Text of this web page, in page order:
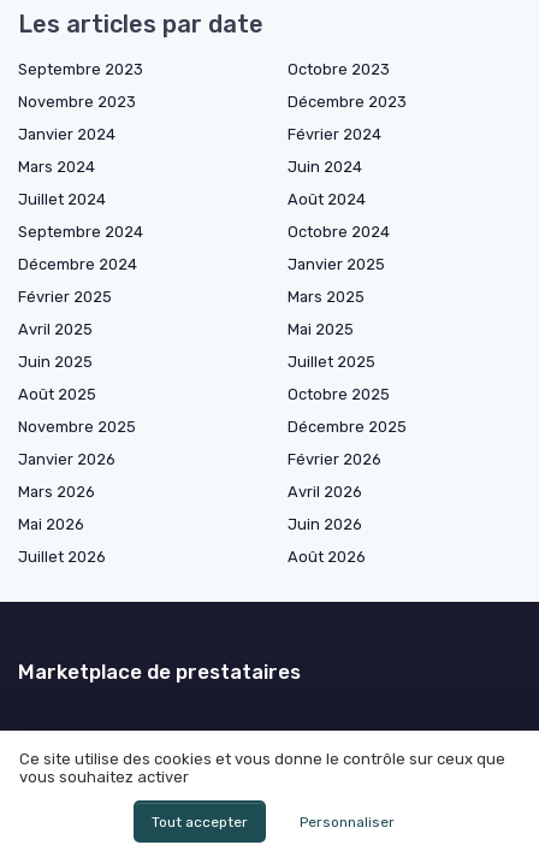
Les articles par date
Septembre 2023
Octobre 2023
Novembre 2023
Décembre 2023
Janvier 2024
Février 2024
Mars 2024
Juin 2024
Juillet 2024
Août 2024
Septembre 2024
Octobre 2024
Décembre 2024
Janvier 2025
Février 2025
Mars 2025
Avril 2025
Mai 2025
Juin 2025
Juillet 2025
Août 2025
Octobre 2025
Novembre 2025
Décembre 2025
Janvier 2026
Février 2026
Mars 2026
Avril 2026
Mai 2026
Juin 2026
Juillet 2026
Août 2026
Marketplace de prestataires
Les plus lus
Combien de temps la police peut garder mon téléphone : ce que tout
directeur juridique doit vraiment anticiper
Ce site utilise des cookies et vous donne le contrôle sur ceux que
vous souhaitez activer
Tout accepter Personnaliser